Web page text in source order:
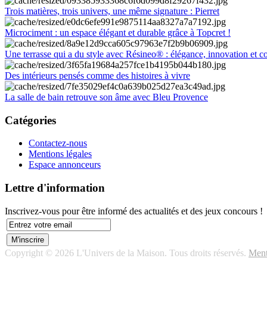
Trois matières, trois univers, une même signature : Pierret
Microciment : un espace élégant et durable grâce à Topcret !
Une terrasse qui a du style avec Résineo® : élégance, innovation et
Des intérieurs pensés comme des histoires à vivre
La salle de bain retrouve son âme avec Bleu Provence
Catégories
Contactez-nous
Mentions légales
Espace annonceurs
Lettre d'information
Inscrivez-vous pour être informé des actualités et des jeux concours !
Copyright © 2026 L'Univers de la Maison. Tous droits réservés.